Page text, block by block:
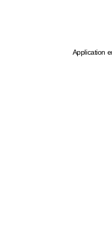
Application